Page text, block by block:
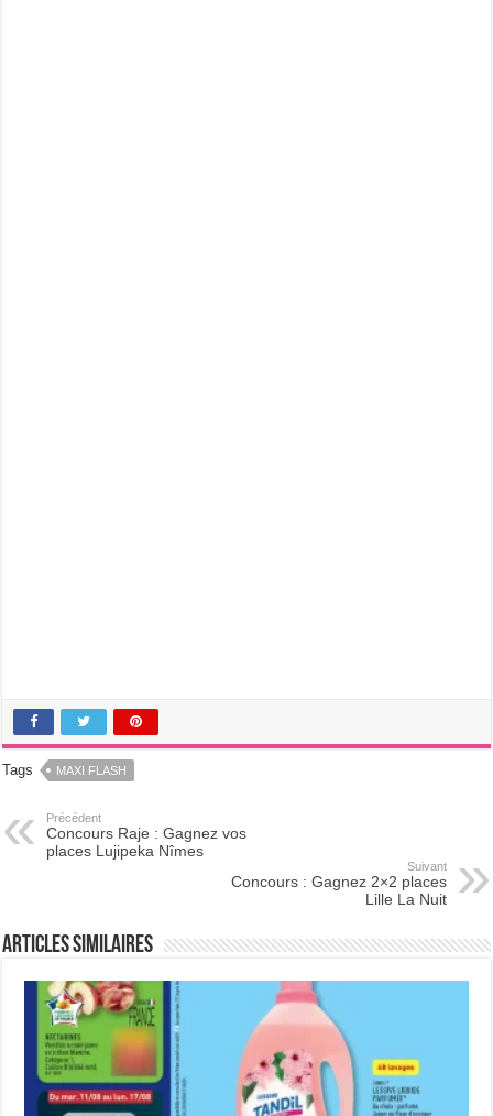
Tags MAXI FLASH
Précédent
Concours Raje : Gagnez vos
places Lujipeka Nîmes
Suivant
Concours : Gagnez 2×2 places
Lille La Nuit
Articles Similaires